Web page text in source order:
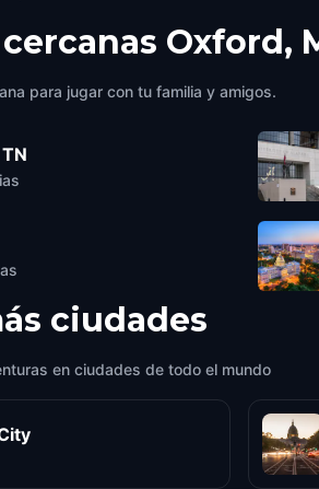
Oxford,
para jugar con tu familia y amigos.
ciudades
en ciudades de todo el mundo